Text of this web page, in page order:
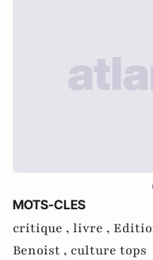
MOTS-CLES
critique , livre ,
Benoist , culture tops